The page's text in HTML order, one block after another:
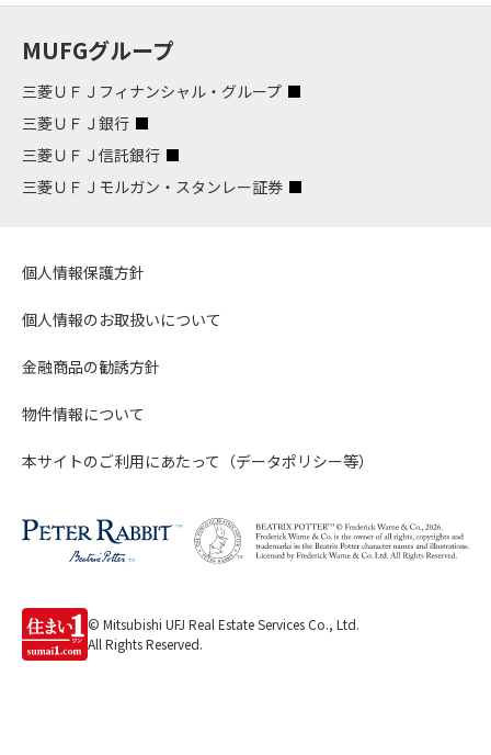
MUFGグループ
三菱ＵＦＪフィナンシャル・グループ
三菱ＵＦＪ銀行
三菱ＵＦＪ信託銀行
三菱ＵＦＪモルガン・スタンレー証券
個人情報保護方針
個人情報のお取扱いについて
金融商品の勧誘方針
物件情報について
本サイトのご利用にあたって（データポリシー等）
© Mitsubishi UFJ Real Estate Services Co., Ltd.
All Rights Reserved.